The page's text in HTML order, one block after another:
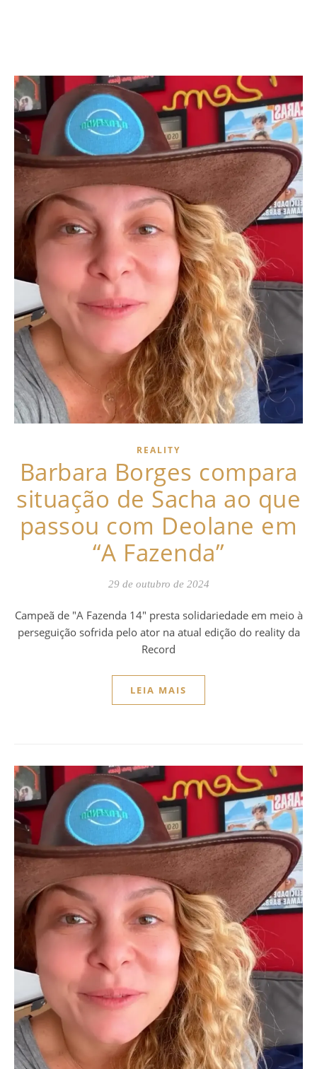
REALITY
Barbara Borges compara
situação de Sacha ao que
passou com Deolane em
“A Fazenda”
29 de outubro de 2024
Campeã de "A Fazenda 14" presta solidariedade em meio à
perseguição sofrida pelo ator na atual edição do reality da
Record
LEIA MAIS